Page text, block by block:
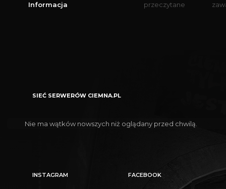
Informacja przeczytane
SIEĆ SERWERÓW CIEMNA.PL
Nie ma wątków nowszych niż oglądany przed chwilą.
INSTAGRAM FACEBOOK